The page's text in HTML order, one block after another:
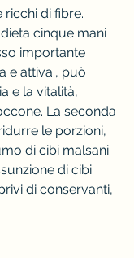
ricchi di fibre.
cinque mani
importante
e attiva., può
e la vitalità,
La seconda
le porzioni,
di cibi malsani
di cibi
di conservanti,